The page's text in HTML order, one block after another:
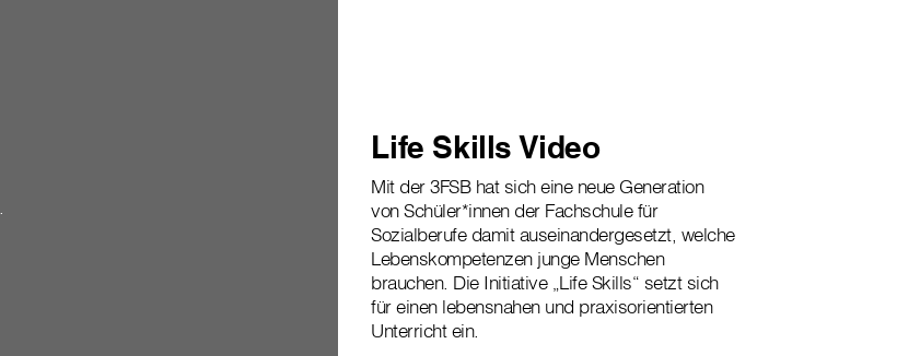
Life Skills Video
Mit der 3FSB hat sich eine neue Generation
von Schüler*innen der Fachschule für
Sozialberufe damit auseinandergesetzt, welche
Lebenskompetenzen junge Menschen
brauchen. Die Initiative „Life Skills“ setzt sich
für einen lebensnahen und praxisorientierten
Unterricht ein.